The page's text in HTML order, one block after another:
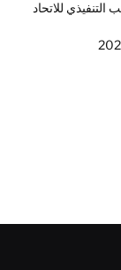
للاتحاد